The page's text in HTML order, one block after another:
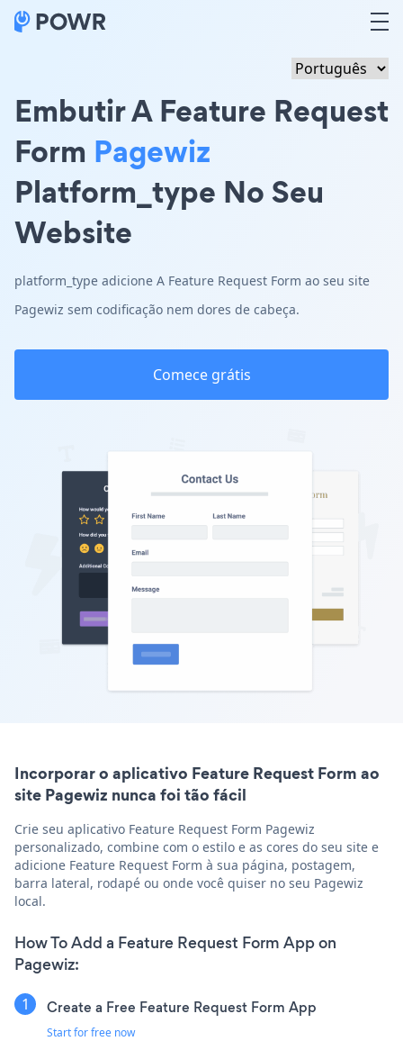
Embutir A Feature Request
Form Pagewiz
Platform_type No Seu
Website
platform_type adicione A Feature Request Form ao seu site
Pagewiz sem codificação nem dores de cabeça.
Comece grátis
Incorporar o aplicativo Feature Request Form ao
site Pagewiz nunca foi tão fácil
Crie seu aplicativo Feature Request Form Pagewiz
personalizado, combine com o estilo e as cores do seu site e
adicione Feature Request Form à sua página, postagem,
barra lateral, rodapé ou onde você quiser no seu Pagewiz
local.
How To Add a Feature Request Form App on
Pagewiz:
Create a Free Feature Request Form App
Start for free now